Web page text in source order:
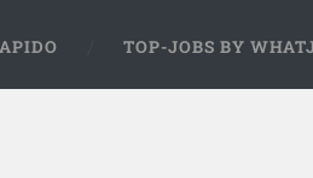
TOP-JOBS BY